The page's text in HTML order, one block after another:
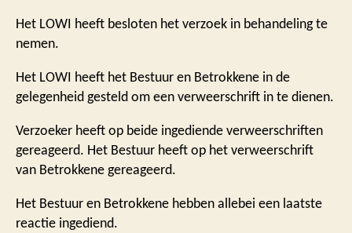
Het LOWI heeft besloten het verzoek in behandeling te
nemen.
Het LOWI heeft het Bestuur en Betrokkene in de
gelegenheid gesteld om een verweerschrift in te dienen.
Verzoeker heeft op beide ingediende verweerschriften
gereageerd. Het Bestuur heeft op het verweerschrift
van Betrokkene gereageerd.
Het Bestuur en Betrokkene hebben allebei een laatste
reactie ingediend.